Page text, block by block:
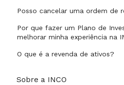
Posso cancelar uma ordem de
Por que fazer um Plano de
melhorar minha experiência na
O que é a revenda de ativos?
Sobre a INCO